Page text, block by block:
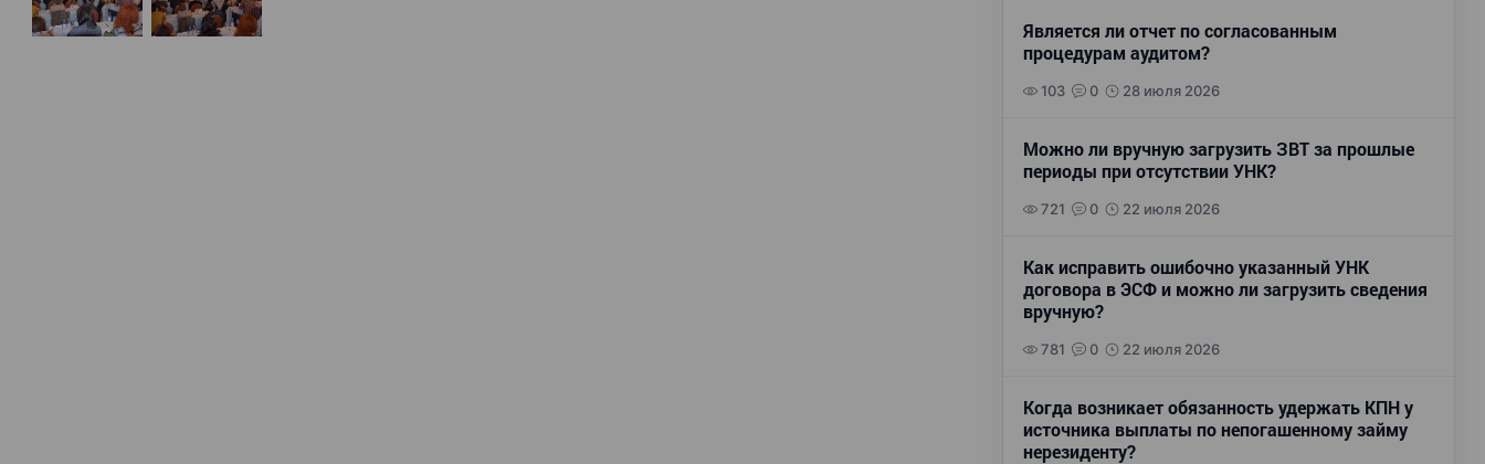
Является ли отчет по согласованным
процедурам аудитом?
103 0 28 июля 2026
Можно ли вручную загрузить ЗВТ за прошлые
периоды при отсутствии УНК?
721 0 22 июля 2026
Как исправить ошибочно указанный УНК
договора в ЭСФ и можно ли загрузить сведения
вручную?
781 0 22 июля 2026
Когда возникает обязанность удержать КПН у
источника выплаты по непогашенному займу
нерезиденту?